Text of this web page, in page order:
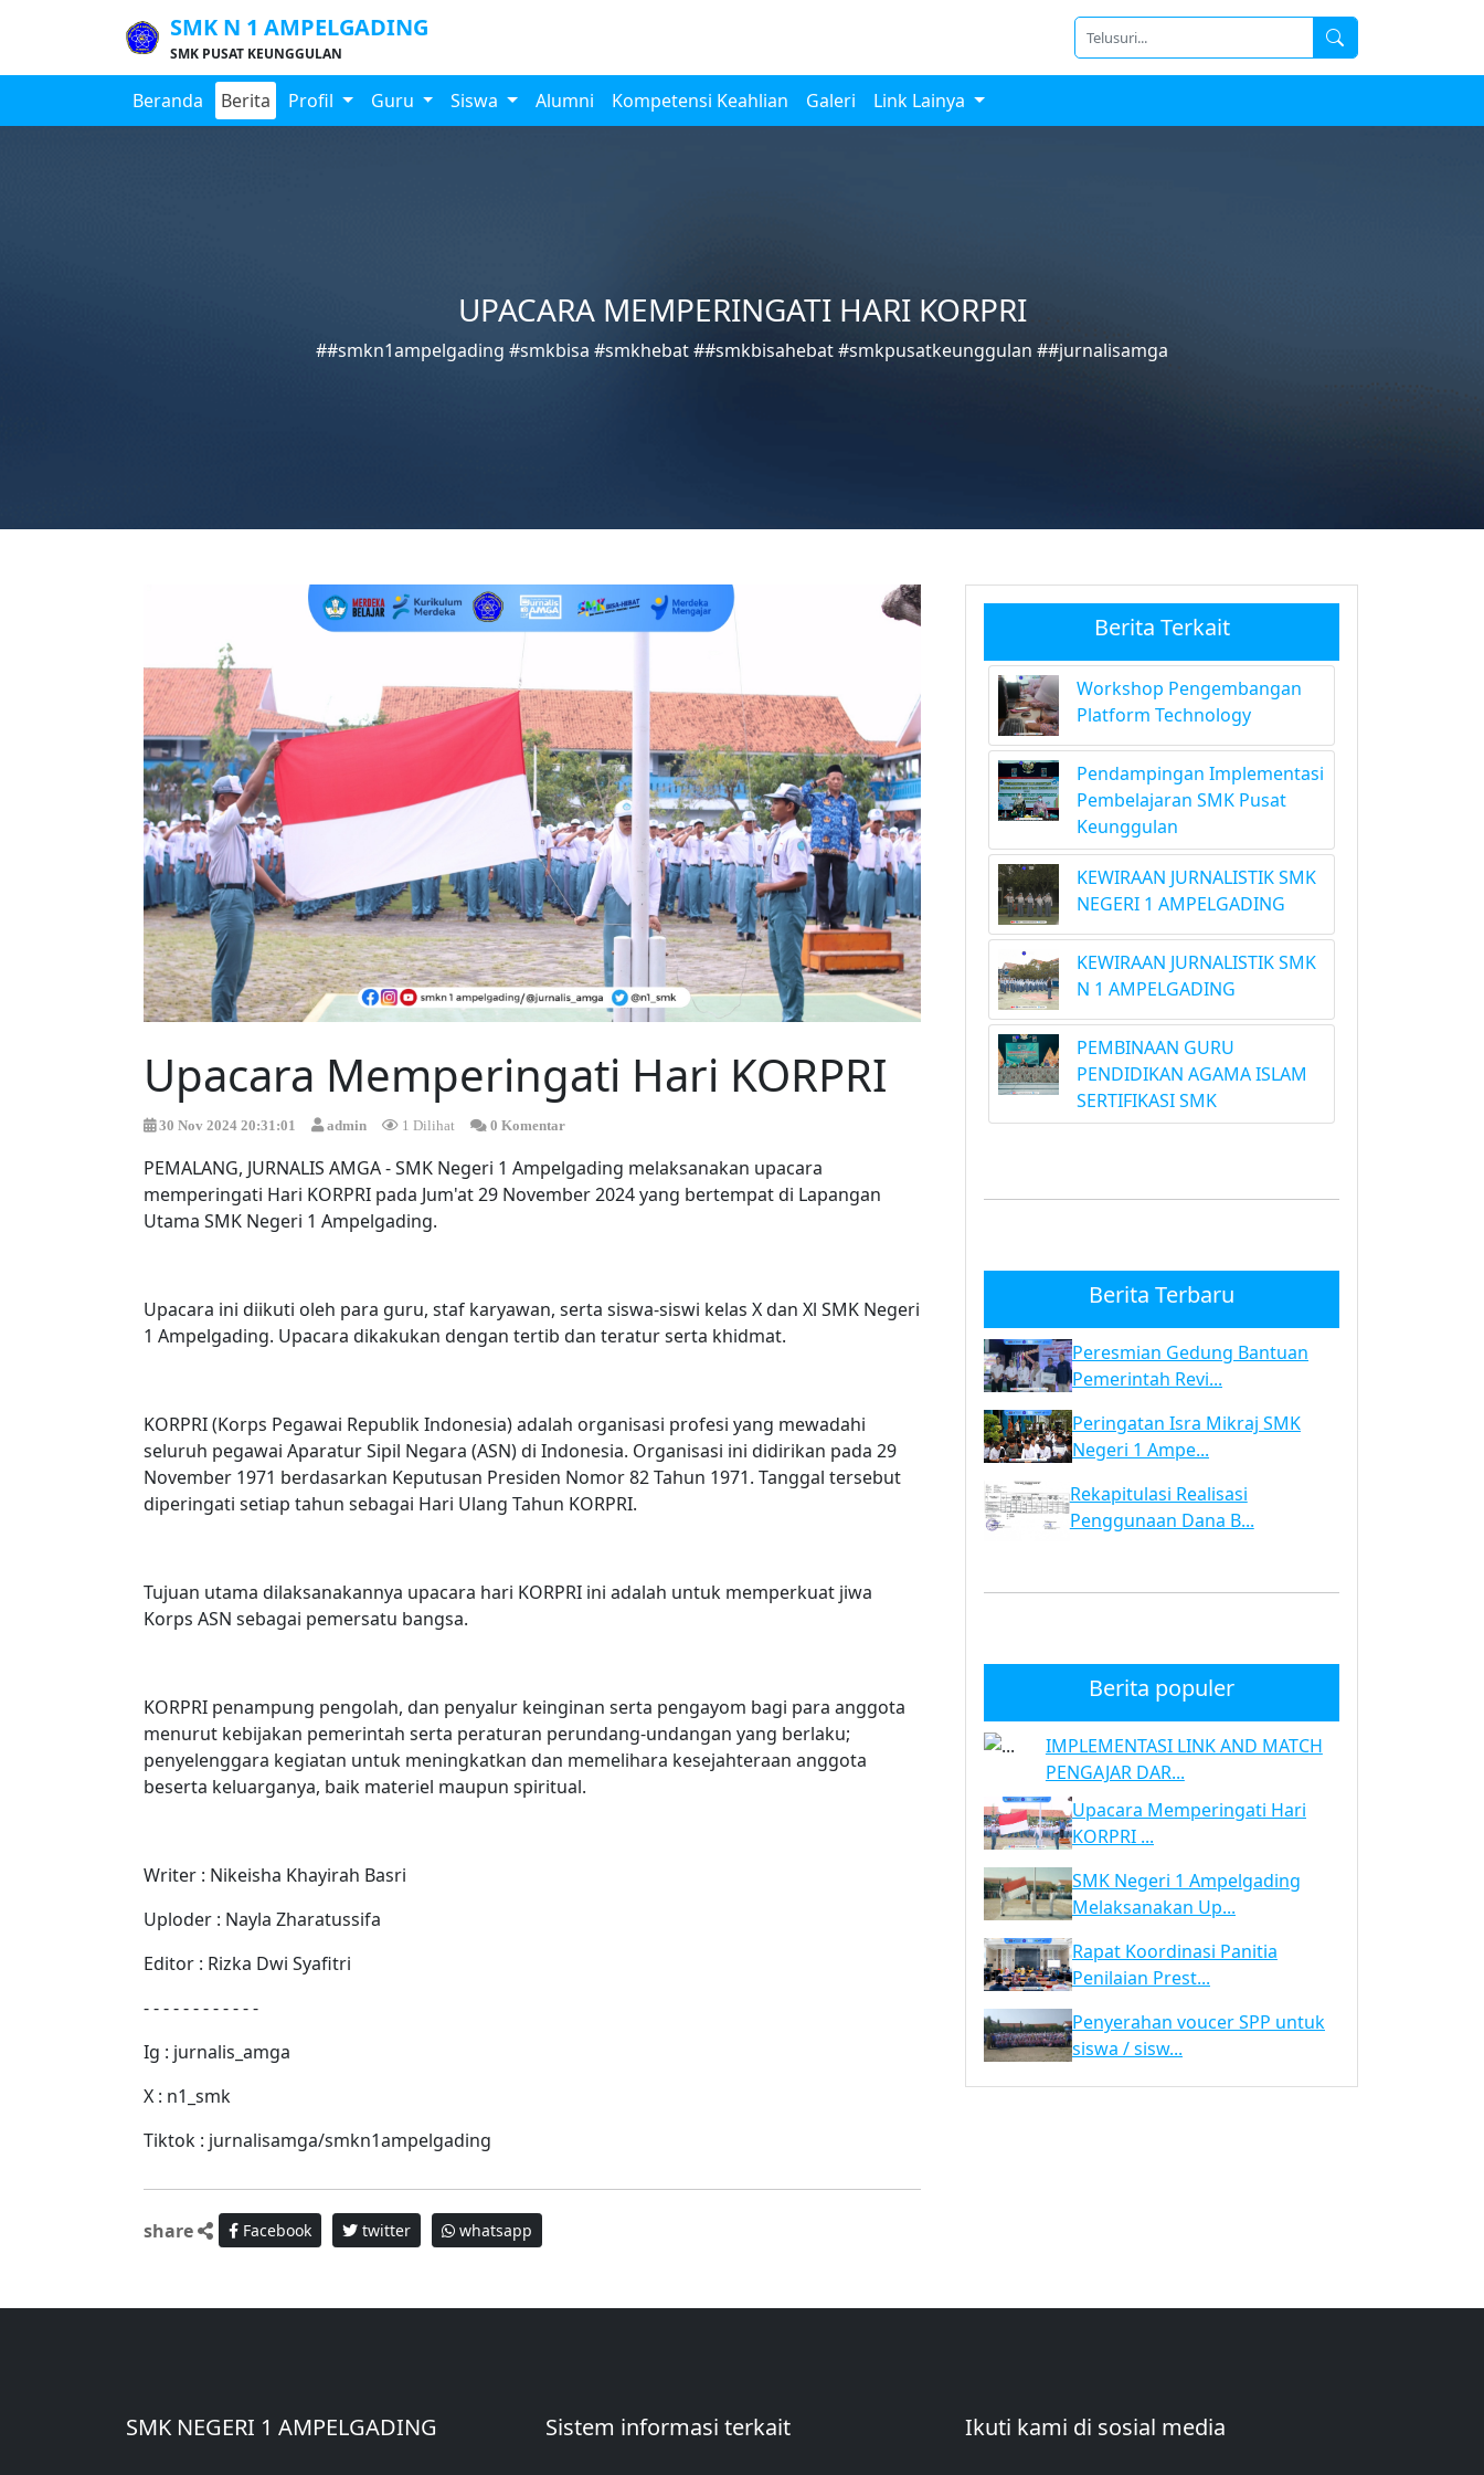
SMK N 1 AMPELGADING
SMK PUSAT KEUNGGULAN
Beranda Berita Profil Guru Siswa Alumni Kompetensi Keahlian Galeri Link Lainya
UPACARA MEMPERINGATI HARI KORPRI
##smkn1ampelgading #smkbisa #smkhebat ##smkbisahebat #smkpusatkeunggulan ##jurnalisamga
Upacara Memperingati Hari KORPRI
30 Nov 2024 20:31:01 admin 1 Dilihat 0 Komentar
PEMALANG, JURNALIS AMGA - SMK Negeri 1 Ampelgading melaksanakan upacara
memperingati Hari KORPRI pada Jum'at 29 November 2024 yang bertempat di Lapangan
Utama SMK Negeri 1 Ampelgading.
Upacara ini diikuti oleh para guru, staf karyawan, serta siswa-siswi kelas X dan Xl SMK Negeri
1 Ampelgading. Upacara dikakukan dengan tertib dan teratur serta khidmat.
KORPRI (Korps Pegawai Republik Indonesia) adalah organisasi profesi yang mewadahi
seluruh pegawai Aparatur Sipil Negara (ASN) di Indonesia. Organisasi ini didirikan pada 29
November 1971 berdasarkan Keputusan Presiden Nomor 82 Tahun 1971. Tanggal tersebut
diperingati setiap tahun sebagai Hari Ulang Tahun KORPRI.
Tujuan utama dilaksanakannya upacara hari KORPRI ini adalah untuk memperkuat jiwa
Korps ASN sebagai pemersatu bangsa.
KORPRI penampung pengolah, dan penyalur keinginan serta pengayom bagi para anggota
menurut kebijakan pemerintah serta peraturan perundang-undangan yang berlaku;
penyelenggara kegiatan untuk meningkatkan dan memelihara kesejahteraan anggota
beserta keluarganya, baik materiel maupun spiritual.
Writer : Nikeisha Khayirah Basri
Uploder : Nayla Zharatussifa
Editor : Rizka Dwi Syafitri
- - - - - - - - - - - -
Ig : jurnalis_amga
X : n1_smk
Tiktok : jurnalisamga/smkn1ampelgading
share Facebook twitter whatsapp
Berita Terkait
Workshop Pengembangan
Platform Technology
Pendampingan Implementasi
Pembelajaran SMK Pusat
Keunggulan
KEWIRAAN JURNALISTIK SMK
NEGERI 1 AMPELGADING
KEWIRAAN JURNALISTIK SMK
N 1 AMPELGADING
PEMBINAAN GURU
PENDIDIKAN AGAMA ISLAM
SERTIFIKASI SMK
Berita Terbaru
Peresmian Gedung Bantuan
Pemerintah Revi...
Peringatan Isra Mikraj SMK
Negeri 1 Ampe...
Rekapitulasi Realisasi
Penggunaan Dana B...
Berita populer
IMPLEMENTASI LINK AND MATCH
PENGAJAR DAR...
Upacara Memperingati Hari
KORPRI ...
SMK Negeri 1 Ampelgading
Melaksanakan Up...
Rapat Koordinasi Panitia
Penilaian Prest...
Penyerahan voucer SPP untuk
siswa / sisw...
SMK NEGERI 1 AMPELGADING Sistem informasi terkait Ikuti kami di sosial media